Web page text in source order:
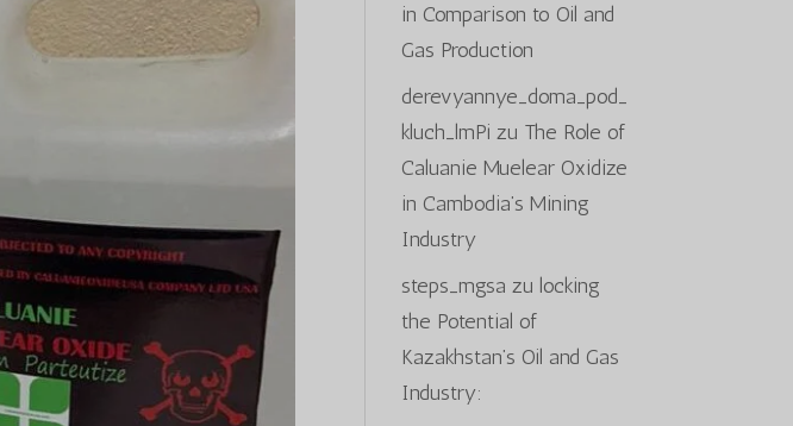
in Comparison to Oil and
Gas Production
derevyannye_doma_pod_
kluch_lmPi zu The Role of
Caluanie Muelear Oxidize
in Cambodia’s Mining
Industry
steps_mgsa zu locking
the Potential of
Kazakhstan’s Oil and Gas
Industry: